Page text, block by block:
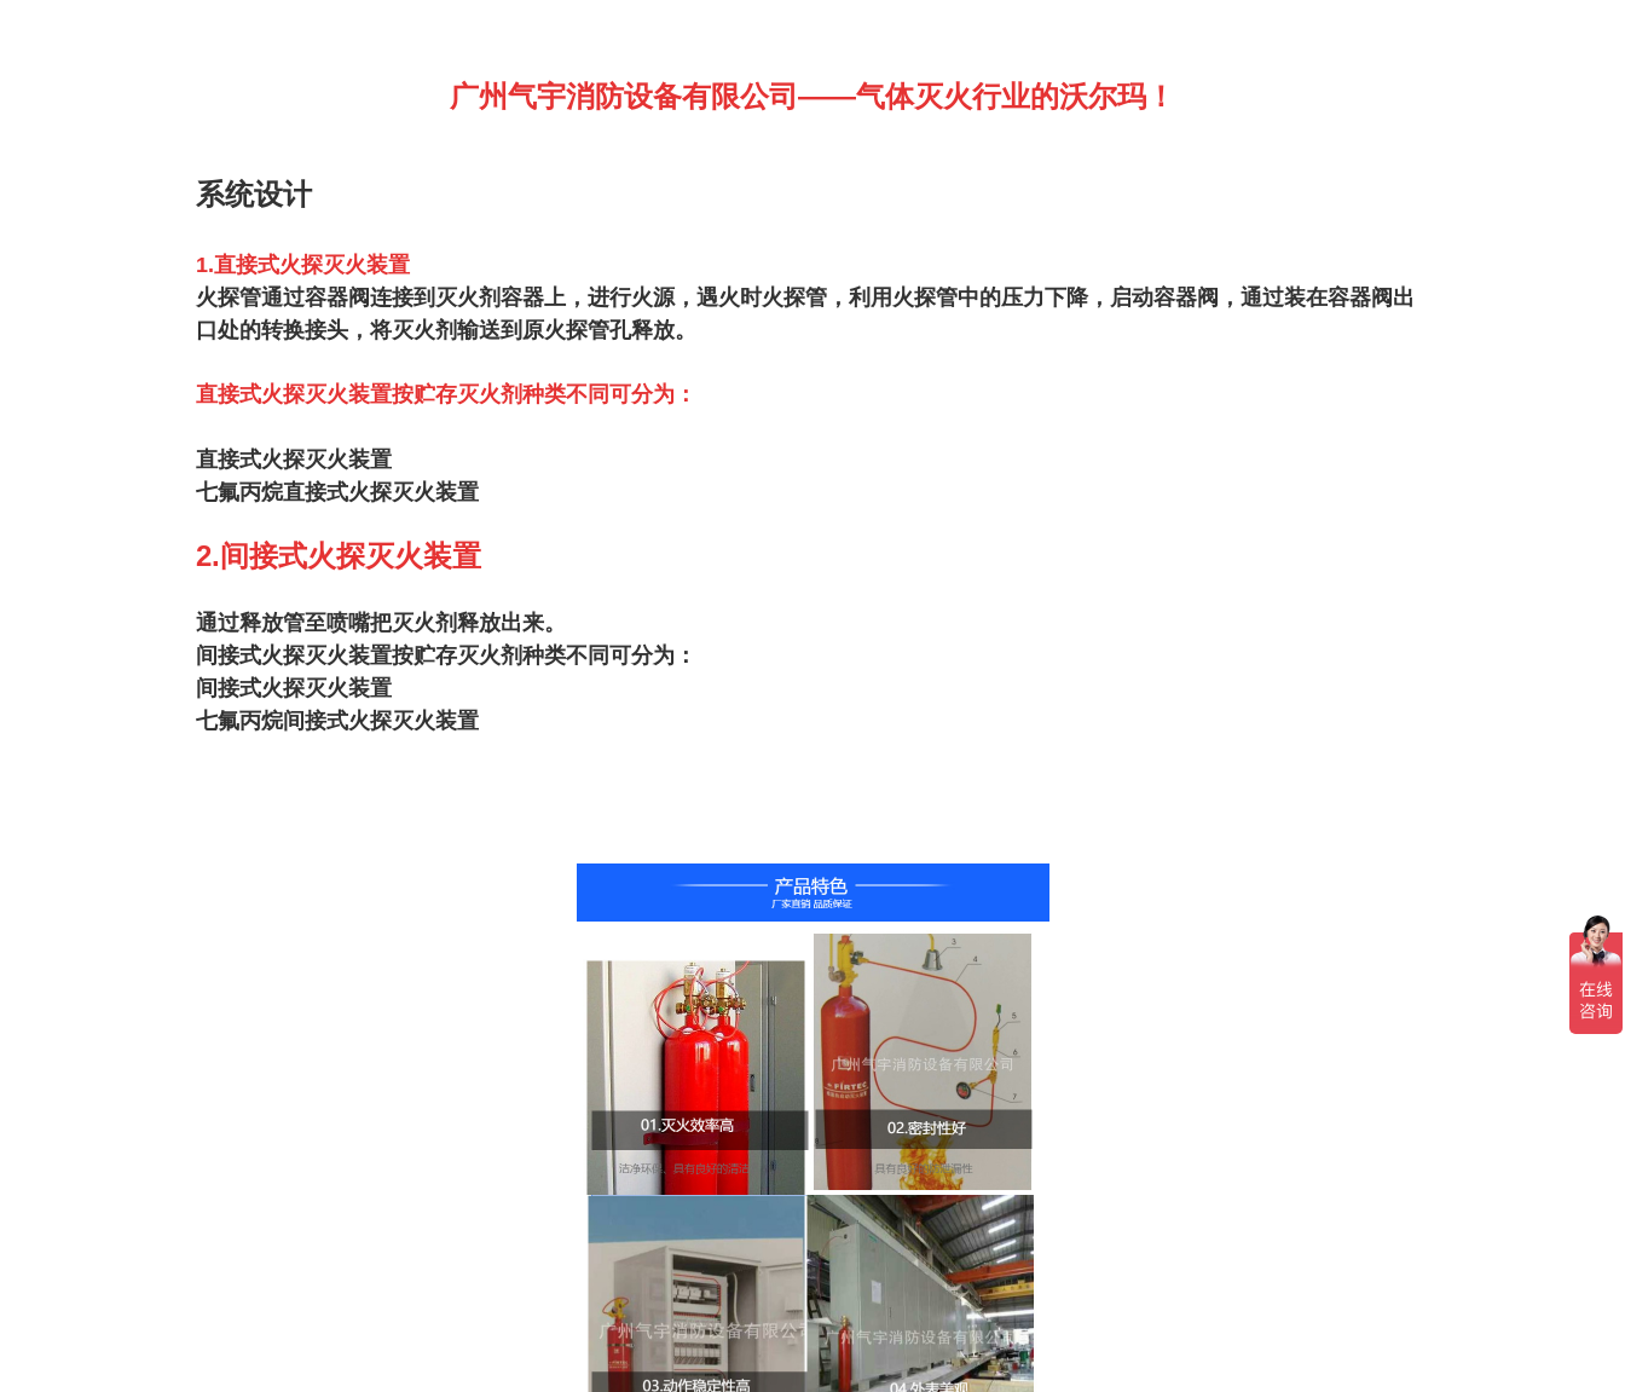
广州气宇消防设备有限公司——气体灭火行业的沃尔玛！
系统设计
1.直接式火探灭火装置
火探管通过容器阀连接到灭火剂容器上，进行火源，遇火时火探管，利用火探管中的压力下降，启动容器阀，通过装在容器阀出
口处的转换接头，将灭火剂输送到原火探管孔释放。
直接式火探灭火装置按贮存灭火剂种类不同可分为：
直接式火探灭火装置
七氟丙烷直接式火探灭火装置
2.间接式火探灭火装置
通过释放管至喷嘴把灭火剂释放出来。
间接式火探灭火装置按贮存灭火剂种类不同可分为：
间接式火探灭火装置
七氟丙烷间接式火探灭火装置